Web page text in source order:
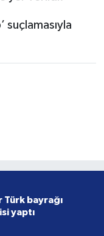
suçlamasıyla
bayrağı
yaptı